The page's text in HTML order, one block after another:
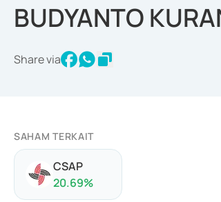
BUDYANTO
Share via
SAHAM TERKAIT
CSAP
20.69%